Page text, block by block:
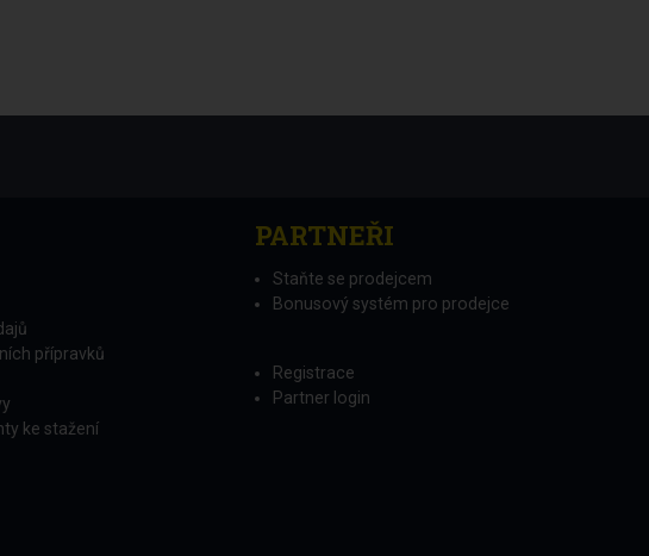
přípravků
ke stažení
PARTNEŘI
Staňte se prodejcem
Bonusový systém pro prodejce
Registrace
Partner login